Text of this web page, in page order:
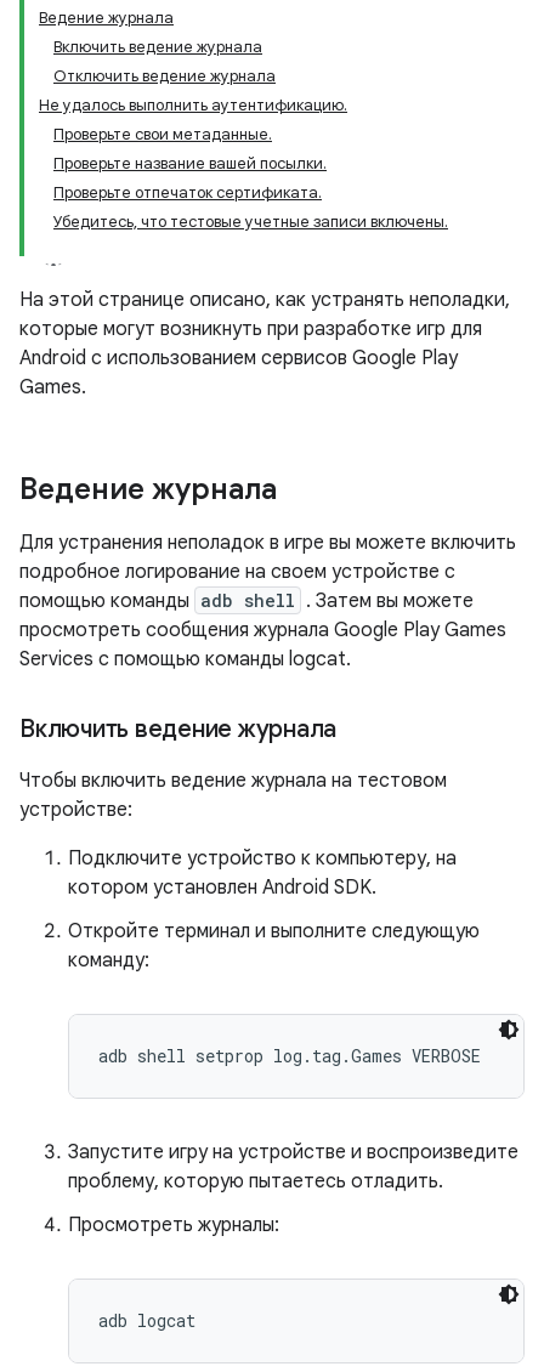
Ведение журнала
Включить ведение журнала
Отключить ведение журнала
Не удалось выполнить аутентификацию.
Проверьте свои метаданные.
Проверьте название вашей посылки.
Проверьте отпечаток сертификата.
Убедитесь, что тестовые учетные записи включены.
На этой странице описано, как устранять неполадки,
которые могут возникнуть при разработке игр для
Android с использованием сервисов Google Play
Games.
Ведение журнала
Для устранения неполадок в игре вы можете включить
подробное логирование на своем устройстве с
помощью команды adb shell . Затем вы можете
просмотреть сообщения журнала Google Play Games
Services с помощью команды logcat.
Включить ведение журнала
Чтобы включить ведение журнала на тестовом
устройстве:
Подключите устройство к компьютеру, на
котором установлен Android SDK.
Откройте терминал и выполните следующую
команду:
adb shell setprop log.tag.Games VERBOSE
Запустите игру на устройстве и воспроизведите
проблему, которую пытаетесь отладить.
Просмотреть журналы:
adb logcat